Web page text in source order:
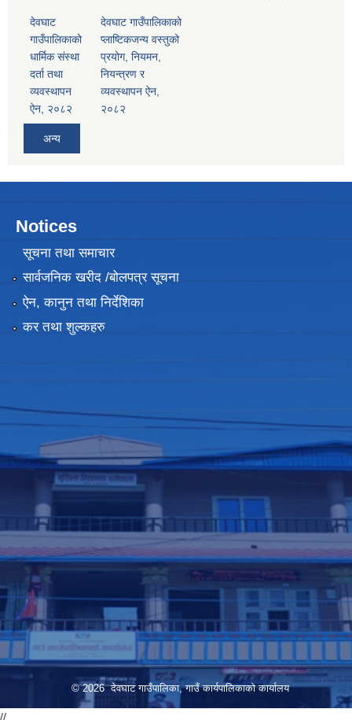
देवघाट
गाउँपालिकाको
धार्मिक संस्था
दर्ता तथा
व्यवस्थापन
ऐन, २०८२
देवघाट गाउँपालिकाको
प्लाष्टिकजन्य वस्तुको
प्रयोग, नियमन,
नियन्त्रण र
व्यवस्थापन ऐन,
२०८२
अन्य
Notices
सूचना तथा समाचार
सार्वजनिक खरीद /बोलपत्र सूचना
ऐन, कानुन तथा निर्देशिका
कर तथा शुल्कहरु
© 2026 देवघाट गाउँपालिका, गाउँ कार्यपालिकाको कार्यालय
//